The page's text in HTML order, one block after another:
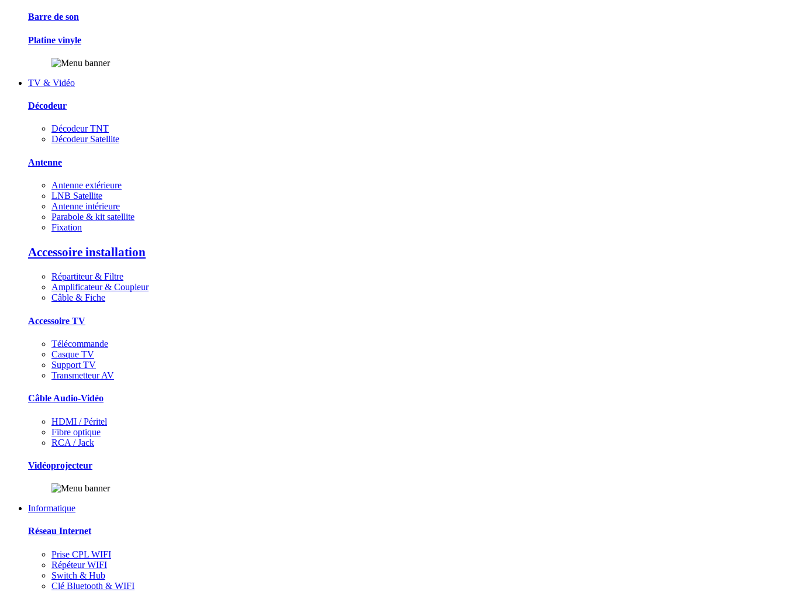
Barre de son
Platine vinyle
TV & Vidéo
Décodeur
Décodeur TNT
Décodeur Satellite
Antenne
Antenne extérieure
LNB Satellite
Antenne intérieure
Parabole & kit satellite
Fixation
Accessoire installation
Répartiteur & Filtre
Amplificateur & Coupleur
Câble & Fiche
Accessoire TV
Télécommande
Casque TV
Support TV
Transmetteur AV
Câble Audio-Vidéo
HDMI / Péritel
Fibre optique
RCA / Jack
Vidéoprojecteur
Informatique
Réseau Internet
Prise CPL WIFI
Répéteur WIFI
Switch & Hub
Clé Bluetooth & WIFI